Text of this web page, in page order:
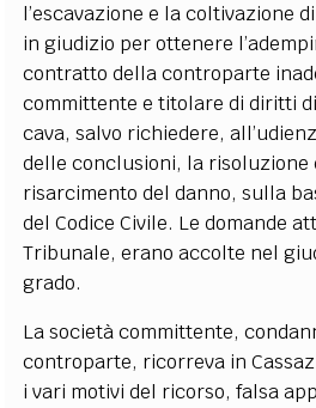
l’escavazione e la coltivazione
in giudizio per ottenere
contratto della controparte
committente e titolare di diritti
cava, salvo richiedere,
delle conclusioni, la risoluzione
risarcimento del danno, sulla
del Codice Civile. Le domande
Tribunale, erano accolte nel
grado.
La società committente,
controparte, ricorreva in
i vari motivi del ricorso, falsa